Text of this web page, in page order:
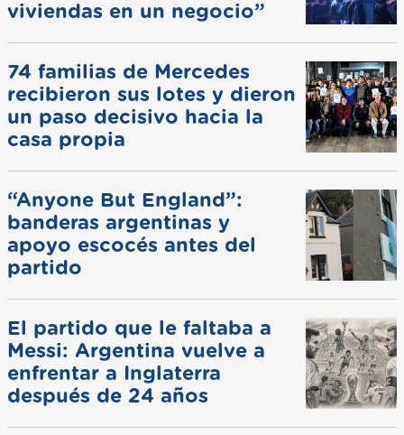
viviendas en un negocio”
74 familias de Mercedes
recibieron sus lotes y dieron
un paso decisivo hacia la
casa propia
“Anyone But England”:
banderas argentinas y
apoyo escocés antes del
partido
El partido que le faltaba a
Messi: Argentina vuelve a
enfrentar a Inglaterra
después de 24 años